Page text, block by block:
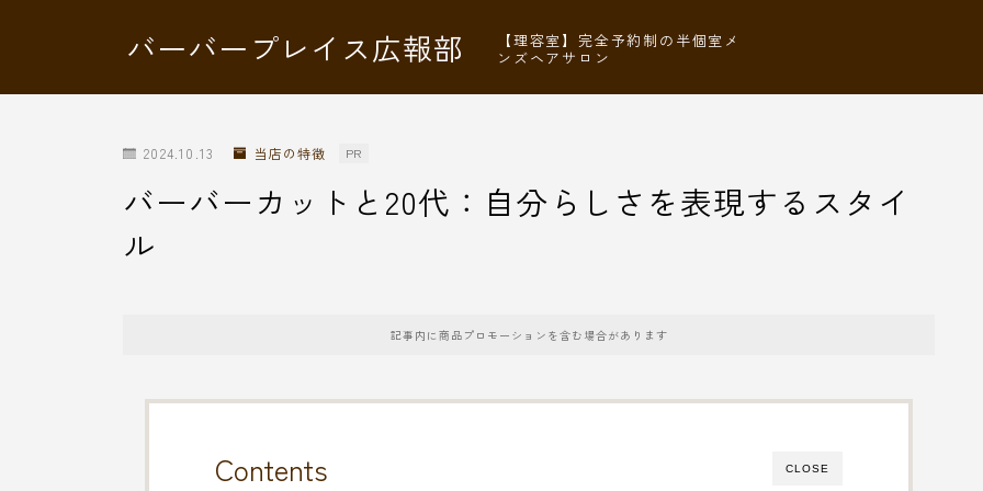
バーバープレイス広報部
【理容室】完全予約制の半個室メ
ンズヘアサロン
2024.10.13 当店の特徴 PR
バーバーカットと20代：自分らしさを表現するスタイ
ル
記事内に商品プロモーションを含む場合があります
CLOSE
Contents